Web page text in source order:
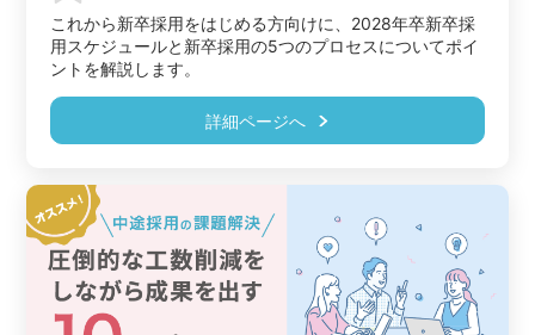
これから新卒採用をはじめる方向けに、2028年卒新卒採
用スケジュールと新卒採用の5つのプロセスについてポイ
ントを解説します。
詳細ページへ